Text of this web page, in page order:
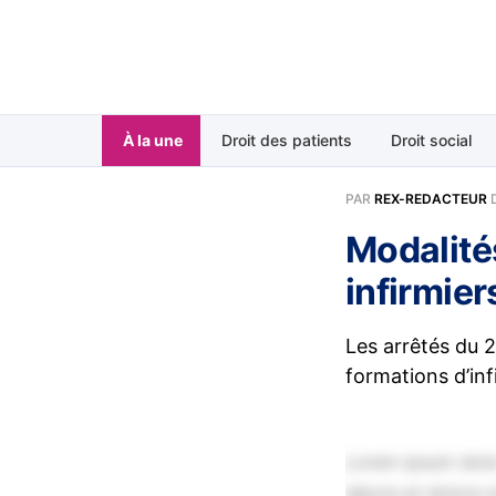
À la une Droit des patients Droit social
PAR REX-REDACTEUR
Les arrêtés du
formations
Lorem ipsum